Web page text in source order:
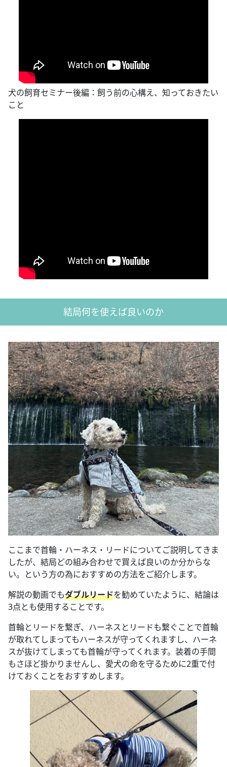
犬の飼育セミナー後編：飼う前の心構え、知っておきたい
こと
結局何を使えば良いのか
ここまで首輪・ハーネス・リードについてご説明してきま
したが、結局どの組み合わせで買えば良いのか分からな
い。という方の為におすすめの方法をご紹介します。
解説の動画でもダブルリードを勧めていたように、結論は
3点とも使用することです。
首輪とリードを繋ぎ、ハーネスとリードも繋ぐことで首輪
が取れてしまってもハーネスが守ってくれますし、ハーネ
スが抜けてしまっても首輪が守ってくれます。装着の手間
もさほど掛かりませんし、愛犬の命を守るために2重で付
けておくことをおすすめします。